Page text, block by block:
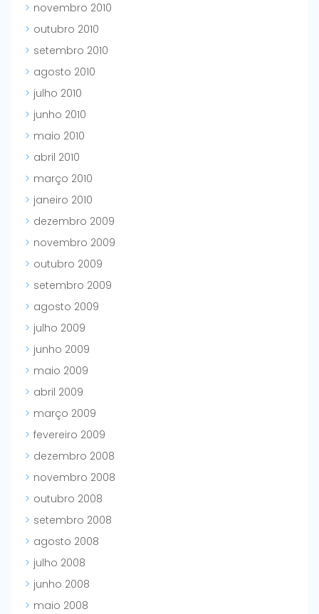
novembro 2010
outubro 2010
setembro 2010
agosto 2010
julho 2010
junho 2010
maio 2010
abril 2010
março 2010
janeiro 2010
dezembro 2009
novembro 2009
outubro 2009
setembro 2009
agosto 2009
julho 2009
junho 2009
maio 2009
abril 2009
março 2009
fevereiro 2009
dezembro 2008
novembro 2008
outubro 2008
setembro 2008
agosto 2008
julho 2008
junho 2008
maio 2008